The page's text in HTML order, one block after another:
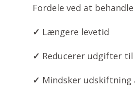
Fordele ved at
✓ Længere levetid
✓ Reducerer udgifter
✓ Mindsker udskiftning